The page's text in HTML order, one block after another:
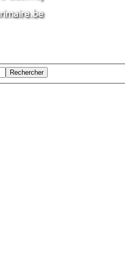
Rechercher